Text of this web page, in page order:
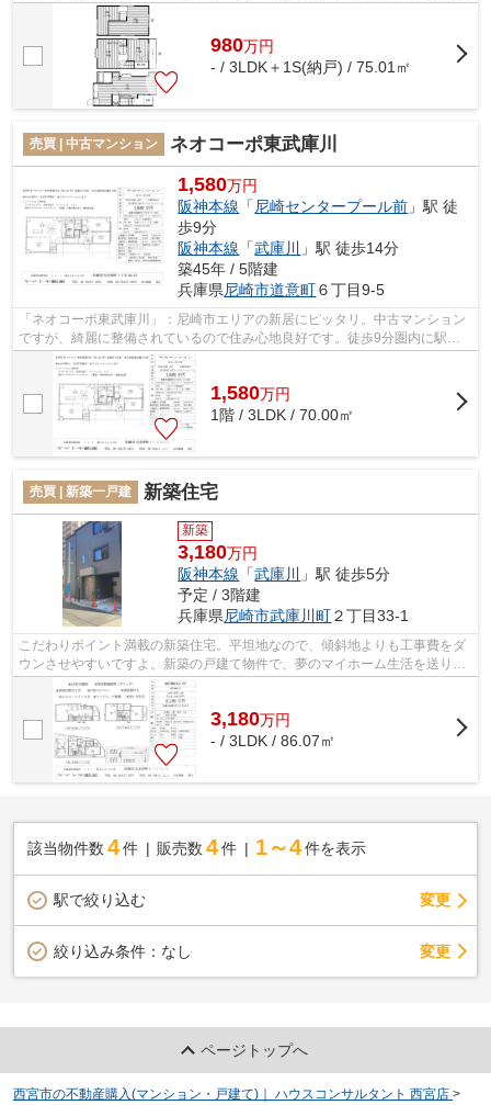
能 ■即日内覧可能 ■浜田小学校徒歩6分、...
980万円
- / 3LDK＋1S(納戸) / 75.01㎡
売買 | 中古マンション ネオコーポ東武庫川
1,580万円
阪神本線 「 尼崎センタープール前 」駅 徒
歩9分
阪神本線 「武庫川
」駅 徒歩14分
築45年 / 5階建
兵庫県尼崎市道意町６丁目9-5
「ネオコーポ東武庫川」：尼崎市エリアの新居にピッタリ。中古マンション
ですが、綺麗に整備されているので住み心地良好です。徒歩9分圏内に駅の
ある物件です。3000㎡までの店舗等の住...
1,580万円
1階 / 3LDK / 70.00㎡
売買 | 新築一戸建 新築住宅
新築
3,180万円
阪神本線 「武庫川
」駅 徒歩5分
予定 / 3階建
兵庫県尼崎市武庫川町２丁目33-1
こだわりポイント満載の新築住宅。平坦地なので、傾斜地よりも工事費をダ
ウンさせやすいですよ。新築の戸建て物件で、夢のマイホーム生活を送りま
せんか。木の温もりも感じることので...
3,180万円
- / 3LDK / 86.07㎡
該当物件数 4件 販売数 4 件 1～4 件を表示
駅で絞り込む 変更
絞り込み条件： なし 変更
ページトップへ
西宮市の不動産購入(マンション・戸建て)｜ ハウスコンサルタント 西宮店 >